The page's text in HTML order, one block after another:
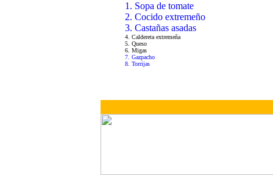
1. Sopa de tomate
2. Cocido extremeño
3. Castañas asadas
4. Caldereta extremeña
5. Queso
6. Migas
7. Gazpacho
8. Torrijas